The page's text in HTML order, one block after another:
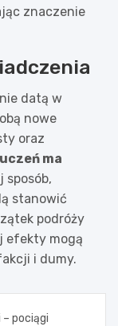
znaczenie
datą w
nowe
oraz
ma
sposób,
stanowić
podróży
efekty mogą
i dumy.
– pociągi